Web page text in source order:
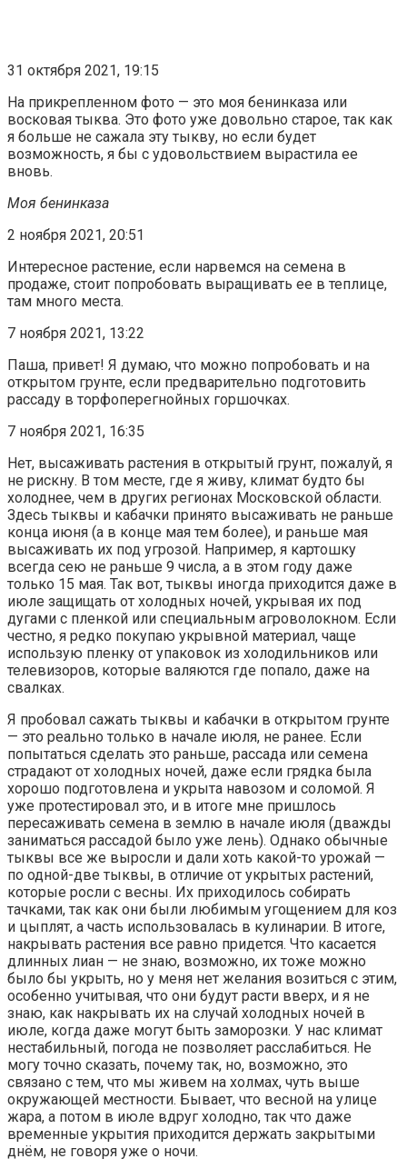
31 октября 2021, 19:15
На прикрепленном фото — это моя бенинказа или
восковая тыква. Это фото уже довольно старое, так как
я больше не сажала эту тыкву, но если будет
возможность, я бы с удовольствием вырастила ее
вновь.
Моя бенинказа
2 ноября 2021, 20:51
Интересное растение, если нарвемся на семена в
продаже, стоит попробовать выращивать ее в теплице,
там много места.
7 ноября 2021, 13:22
Паша, привет! Я думаю, что можно попробовать и на
открытом грунте, если предварительно подготовить
рассаду в торфоперегнойных горшочках.
7 ноября 2021, 16:35
Нет, высаживать растения в открытый грунт, пожалуй, я
не рискну. В том месте, где я живу, климат будто бы
холоднее, чем в других регионах Московской области.
Здесь тыквы и кабачки принято высаживать не раньше
конца июня (а в конце мая тем более), и раньше мая
высаживать их под угрозой. Например, я картошку
всегда сею не раньше 9 числа, а в этом году даже
только 15 мая. Так вот, тыквы иногда приходится даже в
июле защищать от холодных ночей, укрывая их под
дугами с пленкой или специальным агроволокном. Если
честно, я редко покупаю укрывной материал, чаще
использую пленку от упаковок из холодильников или
телевизоров, которые валяются где попало, даже на
свалках.
Я пробовал сажать тыквы и кабачки в открытом грунте
— это реально только в начале июля, не ранее. Если
попытаться сделать это раньше, рассада или семена
страдают от холодных ночей, даже если грядка была
хорошо подготовлена и укрыта навозом и соломой. Я
уже протестировал это, и в итоге мне пришлось
пересаживать семена в землю в начале июля (дважды
заниматься рассадой было уже лень). Однако обычные
тыквы все же выросли и дали хоть какой-то урожай —
по одной-две тыквы, в отличие от укрытых растений,
которые росли с весны. Их приходилось собирать
тачками, так как они были любимым угощением для коз
и цыплят, а часть использовалась в кулинарии. В итоге,
накрывать растения все равно придется. Что касается
длинных лиан — не знаю, возможно, их тоже можно
было бы укрыть, но у меня нет желания возиться с этим,
особенно учитывая, что они будут расти вверх, и я не
знаю, как накрывать их на случай холодных ночей в
июле, когда даже могут быть заморозки. У нас климат
нестабильный, погода не позволяет расслабиться. Не
могу точно сказать, почему так, но, возможно, это
связано с тем, что мы живем на холмах, чуть выше
окружающей местности. Бывает, что весной на улице
жара, а потом в июле вдруг холодно, так что даже
временные укрытия приходится держать закрытыми
днём, не говоря уже о ночи.